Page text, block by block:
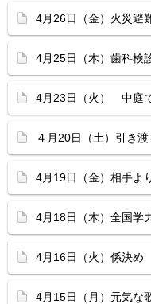
4月26日（金）火災避
4月25日（木）歯科検
4月23日（火） 中庭
４月20日（土）引き
4月19日（金）相手よ
4月18日（木）全国学
4月16日（火）係決め
4月15日（月）元気な